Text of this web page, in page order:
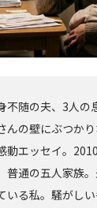
不随の夫、3人の
んの壁にぶつか
動エッセイ。
普通の五人家族
いる私。騒がし